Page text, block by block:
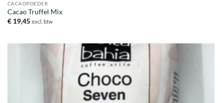
CACAOPOEDER
Cacao Truffel Mix
€19,45 excl. btw